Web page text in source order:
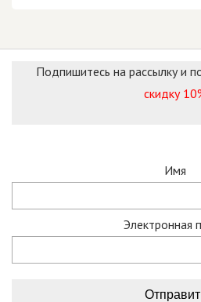
Подпишитесь на рассылку и
скидку
Имя
Электронная